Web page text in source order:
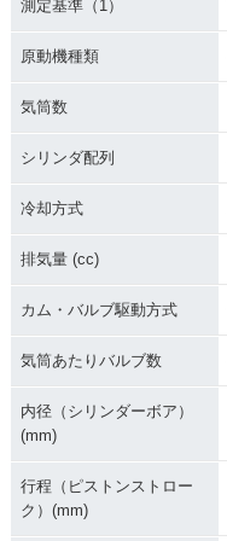
測定基準（1）
原動機種類
気筒数
シリンダ配列
冷却方式
排気量 (cc)
カム・バルブ駆動方式
気筒あたりバルブ数
内径（シリンダーボア）
(mm)
行程（ピストンストロー
ク）(mm)